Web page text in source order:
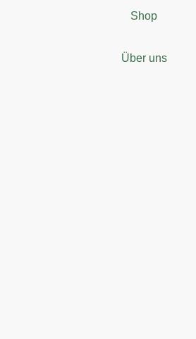
Shop
Über uns